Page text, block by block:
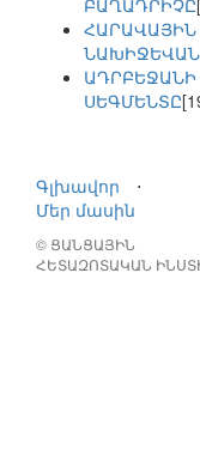
ԲԱՂԱԴՐԻՉԸ
ՀԱՐԱՎԱՅԻՆ
ՍԵԳՄԵՆՏԸ
Գլխավոր
⋅
Մեր մասին
© ՑԱՆՑԱՅԻՆ
ՀԵՏԱԶՈՏԱԿԱՆ